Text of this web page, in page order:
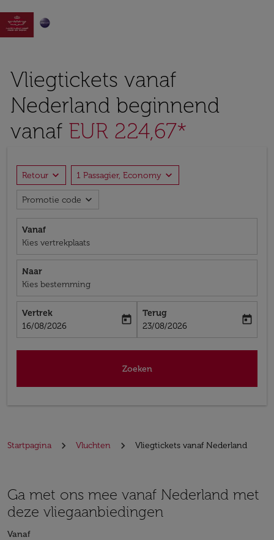

Vliegtickets vanaf
Nederland beginnend
vanaf EUR 224,67*
Retour expand_more 1 Passagier, Economy expand_more
Promotie code expand_more
Vanaf
Kies vertrekplaats
Naar
Kies bestemming
Vertrek
fc-booking-departure-date-aria-label
16/08/2026
today
Terug
fc-booking-return-date-aria-label
23/08/2026
today
Zoeken
Startpagina Vluchten Vliegtickets vanaf Nederland
Ga met ons mee vanaf Nederland met
deze vliegaanbiedingen
Vanaf